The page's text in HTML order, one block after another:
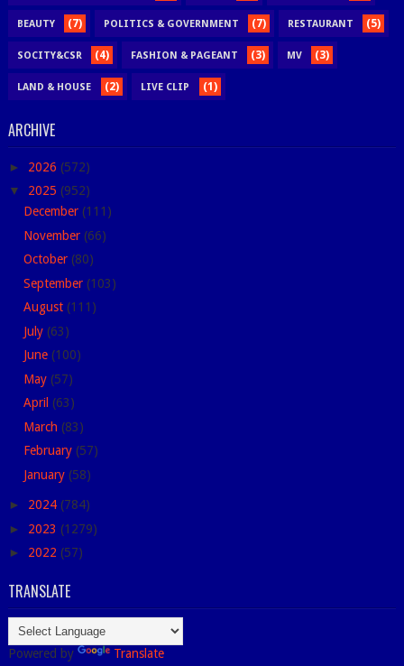
BEAUTY (7) POLITICS & GOVERNMENT (7) RESTAURANT (5)
SOCITY&CSR (4) FASHION & PAGEANT (3) MV (3)
LAND & HOUSE (2) LIVE CLIP (1)
ARCHIVE
► 2026 (572)
▼ 2025 (952)
December (111)
November (66)
October (80)
September (103)
August (111)
July (63)
June (100)
May (57)
April (63)
March (83)
February (57)
January (58)
► 2024 (784)
► 2023 (1279)
► 2022 (57)
TRANSLATE
Powered by Translate